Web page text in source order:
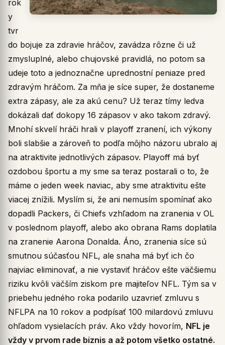
rok
y
tvr
do bojuje za zdravie hráčov, zavádza rôzne či už
zmysluplné, alebo chujovské pravidlá, no potom sa
udeje toto a jednoznačne uprednostní peniaze pred
zdravým hráčom. Za mňa je síce super, že dostaneme
extra zápasy, ale za akú cenu? Už teraz tímy ledva
dokázali dať dokopy 16 zápasov v ako takom zdravý.
Mnohí skvelí hráči hrali v playoff zranení, ich výkony
boli slabšie a zároveň to podľa môjho názoru ubralo aj
na atraktivite jednotlivých zápasov. Playoff má byť
ozdobou športu a my sme sa teraz postarali o to, že
máme o jeden week naviac, aby sme atraktivitu ešte
viacej znížili. Myslím si, že ani nemusím spomínať ako
dopadli Packers, či Chiefs vzhľadom na zranenia v OL
v poslednom playoff, alebo ako obrana Rams doplatila
na zranenie Aarona Donalda. Áno, zranenia síce sú
smutnou súčasťou NFL, ale snaha má byť ich čo
najviac eliminovať, a nie vystaviť hráčov ešte väčšiemu
riziku kvôli väčším ziskom pre majiteľov NFL. Tým sa v
priebehu jedného roka podarilo uzavrieť zmluvu s
NFLPA na 10 rokov a podpísať 100 milardovú zmluvu
ohľadom vysielacích práv. Ako vždy hovorím, NFL je
vždy v prvom rade biznis a až potom všetko ostatné.